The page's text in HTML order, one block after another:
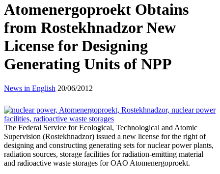
Atomenergoproekt Obtains
from Rostekhnadzor New
License for Designing
Generating Units of NPP
News in English 20/06/2012
The Federal Service for Ecological, Technological and Atomic
Supervision (Rostekhnadzor) issued a new license for the right of
designing and constructing generating sets for nuclear power plants,
radiation sources, storage facilities for radiation-emitting material
and radioactive waste storages for OAO Atomenergoproekt.